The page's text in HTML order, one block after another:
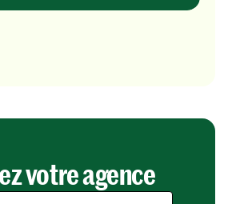
votre agence